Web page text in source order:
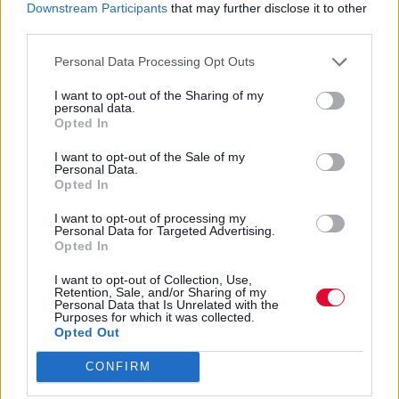
Downstream Participants that may further disclose it to other
Personal Data Processing Opt Outs
I want to opt-out of the Sharing of my
personal data.
Opted In
I want to opt-out of the Sale of my
Personal Data.
Opted In
I want to opt-out of processing my
Personal Data for Targeted Advertising.
Opted In
I want to opt-out of Collection, Use,
Retention, Sale, and/or Sharing of my
Personal Data that Is Unrelated with the
Purposes for which it was collected.
Opted Out
CONFIRM
ΔΙΕΘΝΗ ΝΕΑ
Οι Green Day απέκτησαν το δικό τους 24ωρο
κανάλι στο YouTube με σπάνιο αρχειακό υλικό
Μουσικά νέα από την Ελλάδα και τη διεθνή μουσική